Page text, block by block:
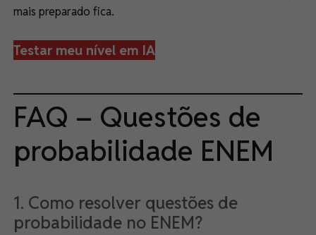
mais preparado fica.
Testar meu nível em IA
FAQ – Questões de
probabilidade ENEM
1. Como resolver questões de
probabilidade no ENEM?